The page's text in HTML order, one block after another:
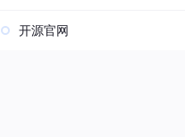
开源官网